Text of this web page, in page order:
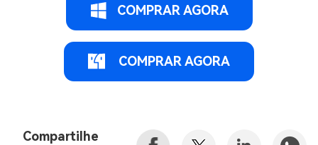
COMPRAR AGORA
COMPRAR AGORA
Compartilhe